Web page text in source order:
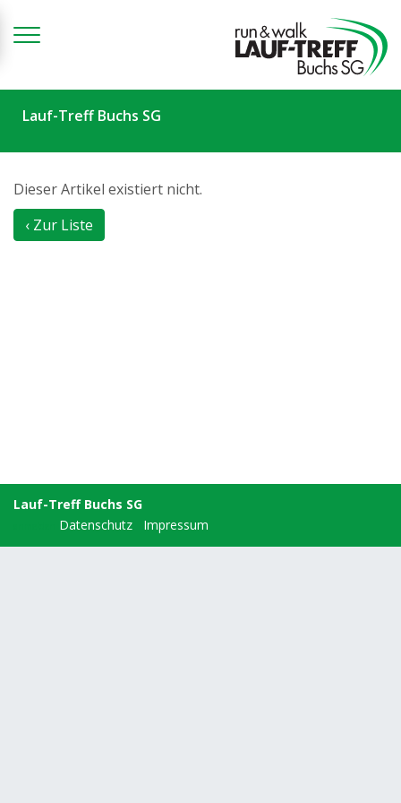
Lauf-Treff Buchs SG
Dieser Artikel existiert nicht.
‹ Zur Liste
Lauf-Treff Buchs SG
Datenschutz Impressum